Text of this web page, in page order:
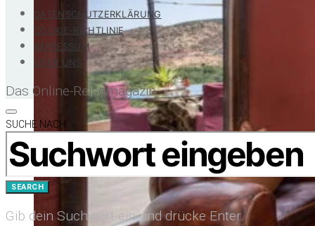
DATENSCHUTZERKLÄRUNG
COOKIE-RICHTLINIE
IMPRESSUM
ÜBER UNS
Das Online-Reisemagazin
SUCHE NACH:
SEARCH
Gib dein Suchwort ein und drücke Enter.